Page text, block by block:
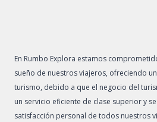
En Rumbo Explora estamos
sueño de nuestros viajeros, ofreciendo
turismo, debido a que el negocio del
un servicio eficiente de clase superior y
satisfacción personal de todos nuestros